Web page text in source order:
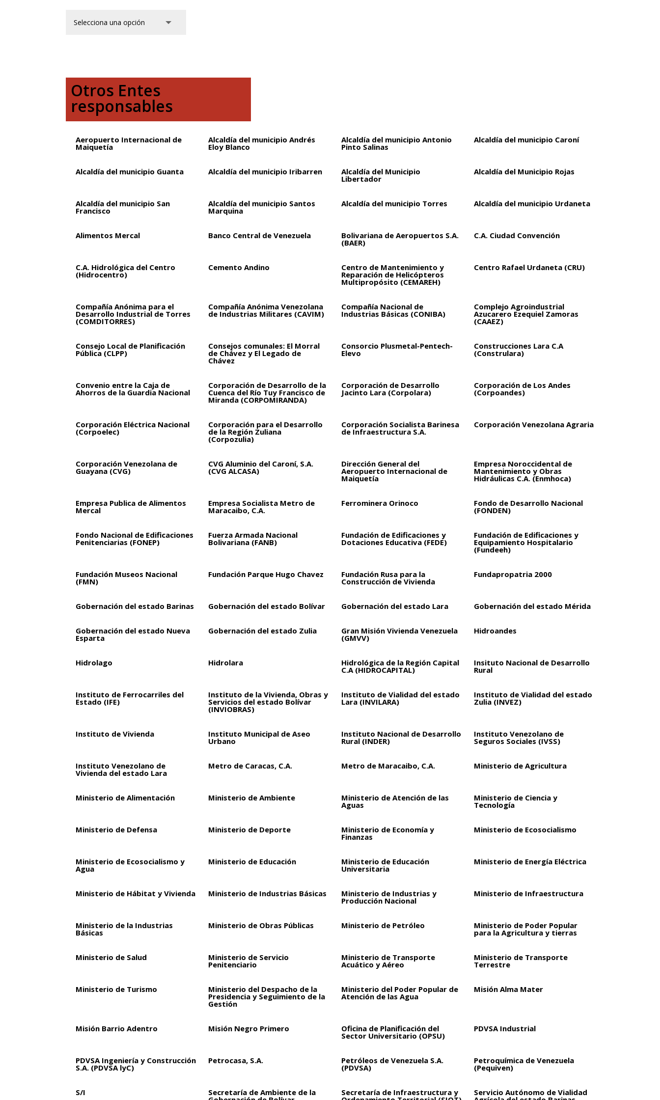
Otros Entes
responsables
Aeropuerto Internacional de
Maiquetía
Alcaldía del municipio Andrés
Eloy Blanco
Alcaldía del municipio Antonio
Pinto Salinas
Alcaldía del municipio Caroní
Alcaldía del municipio Guanta Alcaldía del municipio Iribarren Alcaldía del Municipio
Libertador
Alcaldía del Municipio Rojas
Alcaldía del municipio San
Francisco
Alcaldía del municipio Santos
Marquina
Alcaldía del municipio Torres Alcaldía del municipio Urdaneta
Alimentos Mercal Banco Central de Venezuela Bolivariana de Aeropuertos S.A.
(BAER)
C.A. Ciudad Convención
C.A. Hidrológica del Centro
(Hidrocentro)
Cemento Andino Centro de Mantenimiento y
Reparación de Helicópteros
Multipropósito (CEMAREH)
Centro Rafael Urdaneta (CRU)
Compañía Anónima para el
Desarrollo Industrial de Torres
(COMDITORRES)
Compañía Anónima Venezolana
de Industrias Militares (CAVIM)
Compañía Nacional de
Industrias Básicas (CONIBA)
Complejo Agroindustrial
Azucarero Ezequiel Zamoras
(CAAEZ)
Consejo Local de Planificación
Pública (CLPP)
Consejos comunales: El Morral
de Chávez y El Legado de
Chávez
Consorcio Plusmetal-Pentech-
Elevo
Construcciones Lara C.A
(Construlara)
Convenio entre la Caja de
Ahorros de la Guardia Nacional
Corporación de Desarrollo de la
Cuenca del Río Tuy Francisco de
Miranda (CORPOMIRANDA)
Corporación de Desarrollo
Jacinto Lara (Corpolara)
Corporación de Los Andes
(Corpoandes)
Corporación Eléctrica Nacional
(Corpoelec)
Corporación para el Desarrollo
de la Región Zuliana
(Corpozulia)
Corporación Socialista Barinesa
de Infraestructura S.A.
Corporación Venezolana Agraria
Corporación Venezolana de
Guayana (CVG)
CVG Aluminio del Caroní, S.A.
(CVG ALCASA)
Dirección General del
Aeropuerto Internacional de
Maiquetía
Empresa Noroccidental de
Mantenimiento y Obras
Hidráulicas C.A. (Enmhoca)
Empresa Publica de Alimentos
Mercal
Empresa Socialista Metro de
Maracaibo, C.A.
Ferrominera Orinoco Fondo de Desarrollo Nacional
(FONDEN)
Fondo Nacional de Edificaciones
Penitenciarias (FONEP)
Fuerza Armada Nacional
Bolivariana (FANB)
Fundación de Edificaciones y
Dotaciones Educativa (FEDE)
Fundación de Edificaciones y
Equipamiento Hospitalario
(Fundeeh)
Fundación Museos Nacional
(FMN)
Fundación Parque Hugo Chavez Fundación Rusa para la
Construcción de Vivienda
Fundapropatria 2000
Gobernación del estado Barinas Gobernación del estado Bolívar Gobernación del estado Lara Gobernación del estado Mérida
Gobernación del estado Nueva
Esparta
Gobernación del estado Zulia Gran Misión Vivienda Venezuela
(GMVV)
Hidroandes
Hidrolago Hidrolara Hidrológica de la Región Capital
C.A (HIDROCAPITAL)
Insituto Nacional de Desarrollo
Rural
Instituto de Ferrocarriles del
Estado (IFE)
Instituto de la Vivienda, Obras y
Servicios del estado Bolívar
(INVIOBRAS)
Instituto de Vialidad del estado
Lara (INVILARA)
Instituto de Vialidad del estado
Zulia (INVEZ)
Instituto de Vivienda Instituto Municipal de Aseo
Urbano
Instituto Nacional de Desarrollo
Rural (INDER)
Instituto Venezolano de
Seguros Sociales (IVSS)
Instituto Venezolano de
Vivienda del estado Lara
Metro de Caracas, C.A. Metro de Maracaibo, C.A. Ministerio de Agricultura
Ministerio de Alimentación Ministerio de Ambiente Ministerio de Atención de las
Aguas
Ministerio de Ciencia y
Tecnología
Ministerio de Defensa Ministerio de Deporte Ministerio de Economía y
Finanzas
Ministerio de Ecosocialismo
Ministerio de Ecosocialismo y
Agua
Ministerio de Educación Ministerio de Educación
Universitaria
Ministerio de Energía Eléctrica
Ministerio de Hábitat y Vivienda Ministerio de Industrias Básicas Ministerio de Industrias y
Producción Nacional
Ministerio de Infraestructura
Ministerio de la Industrias
Básicas
Ministerio de Obras Públicas Ministerio de Petróleo Ministerio de Poder Popular
para la Agricultura y tierras
Ministerio de Salud Ministerio de Servicio
Penitenciario
Ministerio de Transporte
Acuático y Aéreo
Ministerio de Transporte
Terrestre
Ministerio de Turismo Ministerio del Despacho de la
Presidencia y Seguimiento de la
Gestión
Ministerio del Poder Popular de
Atención de las Agua
Misión Alma Mater
Misión Barrio Adentro Misión Negro Primero Oficina de Planificación del
Sector Universitario (OPSU)
PDVSA Industrial
PDVSA Ingeniería y Construcción
S.A. (PDVSA lyC)
Petrocasa, S.A. Petróleos de Venezuela S.A.
(PDVSA)
Petroquímica de Venezuela
(Pequiven)
S/I Secretaría de Ambiente de la Secretaría de Infraestructura y Servicio Autónomo de Vialidad